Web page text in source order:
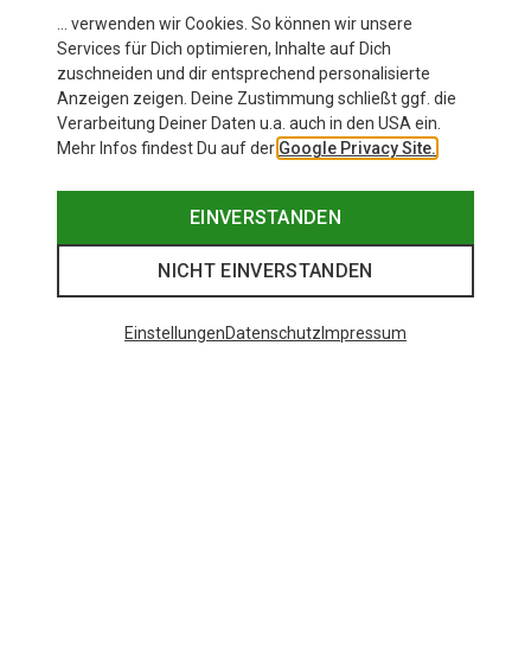
… verwenden wir Cookies. So können wir unsere
Services für Dich optimieren, Inhalte auf Dich
zuschneiden und dir entsprechend personalisierte
Anzeigen zeigen. Deine Zustimmung schließt ggf. die
Verarbeitung Deiner Daten u.a. auch in den USA ein.
Mehr Infos findest Du auf der Google Privacy Site.
EINVERSTANDEN
NICHT EINVERSTANDEN
EinstellungenDatenschutz Impressum